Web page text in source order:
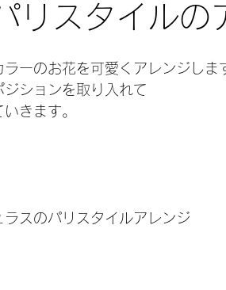
リスタイルの
ーのお花を可愛くアレンジしま
ションを取り入れて
きます。
ラスのパリスタイルアレンジ